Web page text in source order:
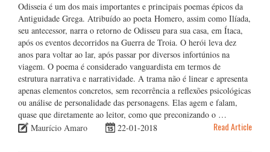
Odisseia é um dos mais importantes e principais poemas épicos da
Antiguidade Grega. Atribuído ao poeta Homero, assim como Ilíada,
seu antecessor, narra o retorno de Odisseu para sua casa, em Ítaca,
após os eventos decorridos na Guerra de Troia. O herói leva dez
anos para voltar ao lar, após passar por diversos infortúnios na
viagem. O poema é considerado vanguardista em termos de
estrutura narrativa e narratividade. A trama não é linear e apresenta
apenas elementos concretos, sem recorrência a reflexões psicológicas
ou análise de personalidade das personagens. Elas agem e falam,
quase que diretamente ao leitor, como que preconizando o …
Maurício Amaro
22-01-2018 Read Article